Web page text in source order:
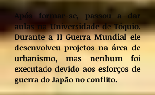
Após formar-se, passou a dar
aulas na Universidade de Tóquio.
Durante a II Guerra Mundial ele
desenvolveu projetos na área de
urbanismo, mas nenhum foi
executado devido aos esforços de
guerra do Japão no conflito.